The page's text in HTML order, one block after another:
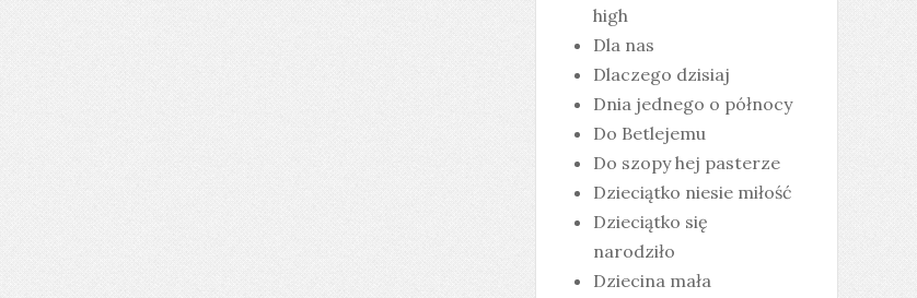
high
Dla nas
Dlaczego dzisiaj
Dnia jednego o północy
Do Betlejemu
Do szopy hej pasterze
Dzieciątko niesie miłość
Dzieciątko się
narodziło
Dziecina mała